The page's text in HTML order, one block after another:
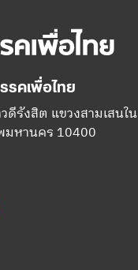
คเพื่อไทย
ดีรังสิต แขวงสามเสนใน
มหานคร 10400